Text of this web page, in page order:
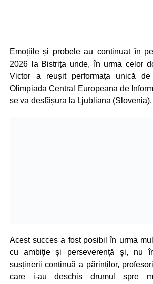
Emoțiile și probele au continuat în
2026 la Bistrița unde, în urma celor
Victor a reușit performața unică
Olimpiada Central Europeana de
se va desfășura la Ljubliana (Slovenia).
Acest succes a fost posibil în urma
cu ambiție și perseverență și, nu
susținerii continuă a părinților,
care i-au deschis drumul spre